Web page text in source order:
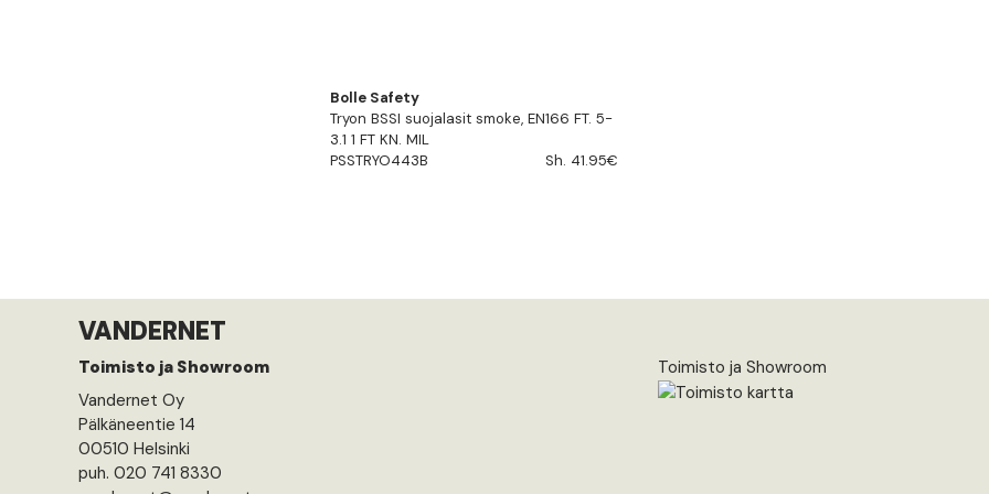
Bolle Safety
Tryon BSSI suojalasit smoke, EN166 FT. 5-
3.1 1 FT KN. MIL
PSSTRYO443B
Sh. 41.95€
VANDERNET
Toimisto ja Showroom
Vandernet Oy
Pälkäneentie 14
00510 Helsinki
puh. 020 741 8330
Toimisto ja Showroom